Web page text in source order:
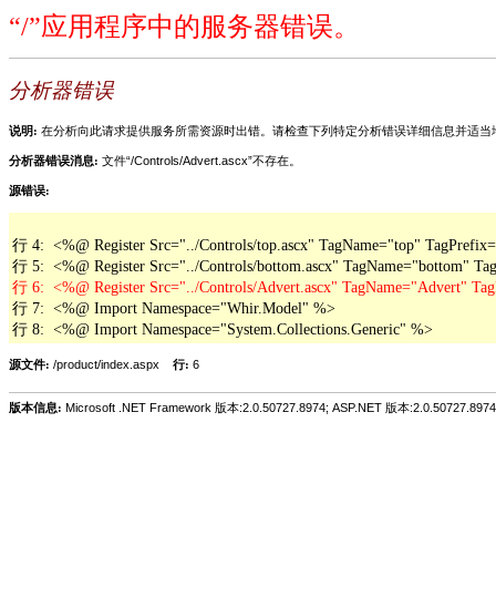
“/”应用程序中的服务器错误。
分析器错误
说明: 在分析向此请求提供服务所需资源时出错。请检查下列特定分析错误详细信息并适当
分析器错误消息: 文件“/Controls/Advert.ascx”不存在。
源错误:
行 4:  <%@ Register Src="../Controls/top.ascx" TagName="top"
行 7:  <%@ Import Namespace="Whir.Model" %>
行 8:  <%@ Import Namespace="System.Collections.Generic" %>
源文件: /product/index.aspx 行: 6
版本信息: Microsoft .NET Framework 版本:2.0.50727.8974; ASP.NET 版本:2.0.50727.8974